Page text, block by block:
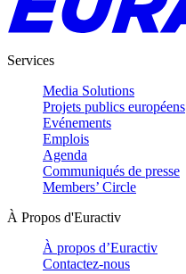
Services
Media Solutions
Projets publics européens
Evénements
Emplois
Agenda
Communiqués de presse
Members’ Circle
À Propos d'Euractiv
À propos d’Euractiv
Contactez-nous